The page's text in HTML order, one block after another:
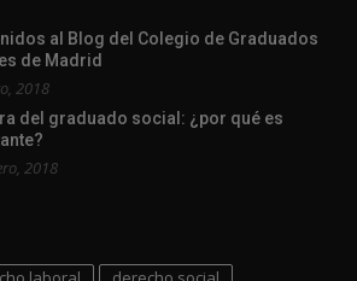
al Blog del Colegio de Graduados
de Madrid
2018
del graduado social: ¿por qué es
2018